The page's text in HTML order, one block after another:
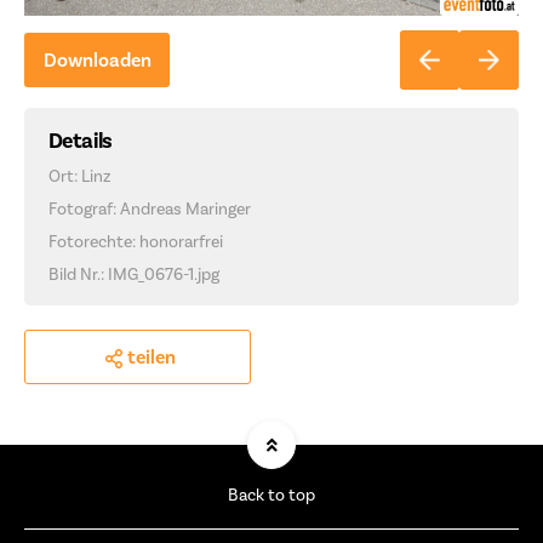
Downloaden
Details
Ort: Linz
Fotograf: Andreas Maringer
Fotorechte: honorarfrei
Bild Nr.: IMG_0676-1.jpg
teilen
Back to top